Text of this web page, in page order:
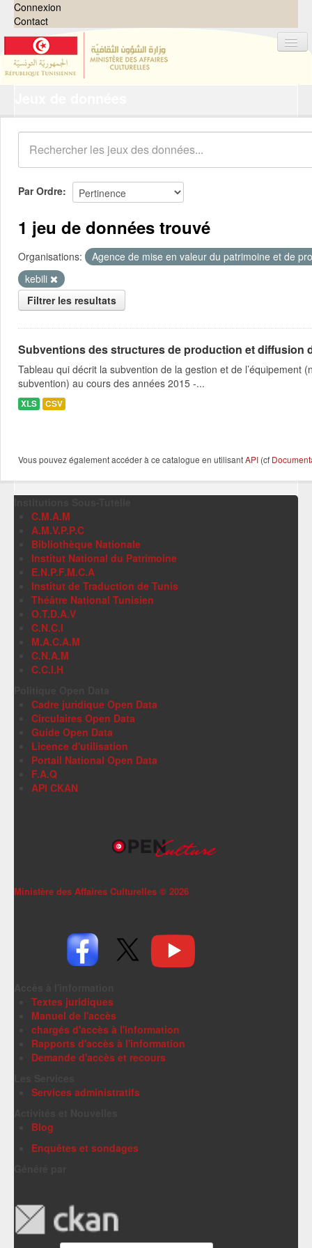
Connexion
Contact
Organisations
Groupes
Demandes 0
À propos
Par Ordre
1 jeu de données trouvé
Organisations:
Agence de mise en valeur du patrimoine et de
kebili
Filtrer les resultats
Subventions des structures de production et diffusion
Tableau qui décrit la subvention de la gestion et de
subvention) au cours des années 2015 -...
XLS CSV
Vous pouvez également accéder à ce catalogue en utilisantAPI (cf
C.M.A.M
A.M.V.P.P.C
Bibliothèque Nationale
Institut National du Patrimoine
E.N.P.F.M.C.A
Institut de Traduction de Tunis
Théâtre National Tunisien
O.T.D.A.V
C.N.C.I
M.A.C.A.M
C.N.A.M
C.C.I.H
Cadre juridique Open Data
Circulaires Open Data
Guide Open Data
Licence d'utilisation
Portail National Open Data
F.A.Q
API CKAN
Ministère des Affaires Culturelles © 2026
Textes juridiques
Manuel de l'accès
chargés d'accès à l'information
Rapports d'accès à l'information
Demande d'accès et recours
Services administratifs
Blog
Enquêtes et sondages